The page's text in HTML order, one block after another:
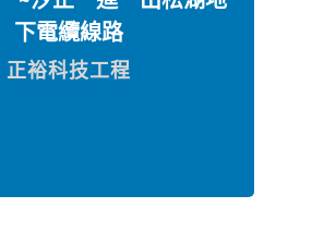
下電纜線路
正裕科技工程